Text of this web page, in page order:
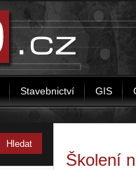
Stavebnictví GIS
Školení